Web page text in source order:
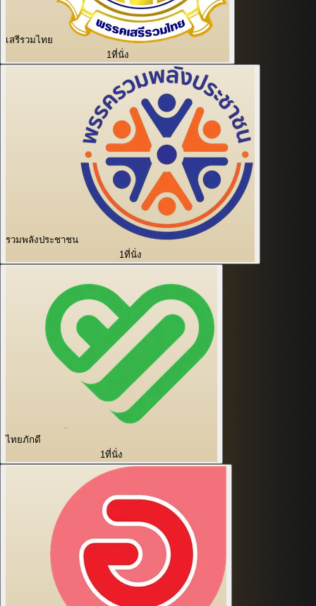
เสรีรวมไทย
1ที่นั่ง
รวมพลังประชาชน
1ที่นั่ง
ไทยภักดี
1ที่นั่ง